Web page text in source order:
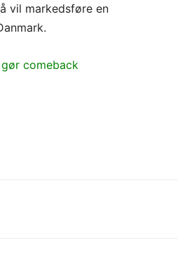
vil markedsføre en
comeback